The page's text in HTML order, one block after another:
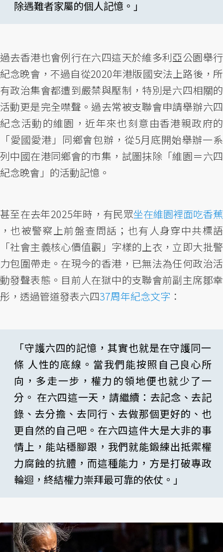
除遇難者家屬的個人記憶。」
過去香港也會例行在六四這天於維多利亞公園舉行
紀念晚會，不過自從2020年港版國安法上路後，所
有政治集會都遭到嚴禁與壓制，特別是六四相關的
活動更是完全噤聲。過去常被支聯會申請舉辦六四
紀念活動的維園，近年來也刻意由香港親政府的
「愛國愛港」同鄉會包辦，從5月底開始舉辦一系
列中國在港同鄉會的市集，試圖抹除「維園＝六四
紀念晚會」的活動記憶。
甚至在去年2025年時，有民眾坐在維園裡面吃香蕉
，也被警察上前盤查問話；也有人身穿中共標語
「社會主義核心價值觀」字樣的上衣，立即大批警
力包圍帶走。在現今的香港，已無法為任何政治活
動發聲表態。目前人在獄中的支聯會前副主席鄒幸
彤，透過管道發表六四37周年紀念文字 ：
「守護六四的記憶，其實也就是在守護同一
條 人性的底線。當我們能按照自己良心所
向，多走一步，權力的領地便也就少了一
分。 在六四這一天，請繼續：去記念、去記
錄、去分擔、去同行、去做那個更好的、也
更自然的自己吧。在六四這件大是大非的事
情上，能站穩腳跟，我們就能鍛練出抵禦權
力腐蝕的抗體，而這種能力，方是打破專政
輪迴，終結權力崇拜最可靠的依仗。」